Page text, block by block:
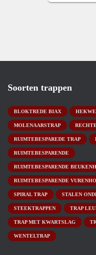
Soorten trappen
BLOKTREDE BIAX
MOLENAARSTRAP
RUIMTEBESPAREDE TRAP
RUIMTEBESPARENDE
RUIMTEBESPARENDE
RUIMTEBESPARENDE
SPIRAL TRAP STALEN
STEEKTRAPPEN TRAP
TRAP MET KWARTSLAG
WENTELTRAP